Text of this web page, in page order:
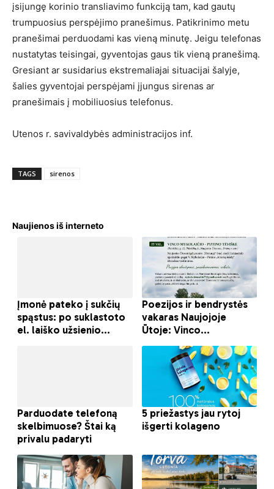
įsijungę korinio transliavimo funkciją tam, kad gautų
trumpuosius perspėjimo pranešimus. Patikrinimo metu
pranešimai perduodami kas vieną minutę. Jeigu telefonas
nustatytas teisingai, gyventojas gaus tik vieną pranešimą.
Gresiant ar susidarius ekstremaliajai situacijai šalyje,
šalies gyventojai perspėjami įjungus sirenas ar
pranešimais į mobiliuosius telefonus.
Utenos r. savivaldybės administracijos inf.
TAGS sirenos
Naujienos iš interneto